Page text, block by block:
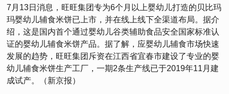
7月13日消息，旺旺集团专为6个月以上婴幼儿打造的贝比玛
玛婴幼儿辅食米饼已上市，并在线上线下全渠道布局。据介
绍，这是国内首个通过婴幼儿谷类辅助食品安全国家标准认
证的婴幼儿辅食米饼产品。据了解，应婴幼儿辅食市场快速
发展的趋势，旺旺集团斥资在江西省宜春市建设了专业的婴
幼儿辅食米饼生产工厂，一期2条生产线已于2019年11月建
成试产。（新京报）